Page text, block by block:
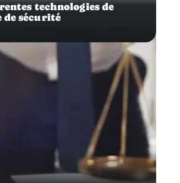
technologies de
sécurité